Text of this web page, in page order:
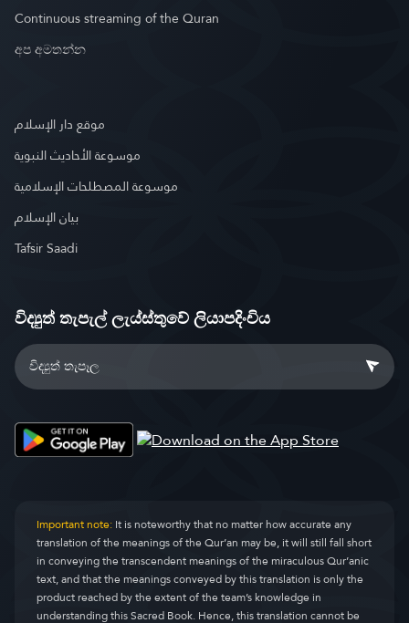
Continuous streaming of the Quran
අප අමතන්න
موقع دار الإسلام
موسوعة الأحاديث النبوية
موسوعة المصطلحات الإسلامية
بيان الإسلام
Tafsir Saadi
විද්‍යුත් තැපැල් ලැය්ස්තුවේ ලියාපදිංචිය
Important note:It is noteworthy that no matter how accurate any
translation of the meanings of the Qur’an may be, it will still fall short
in conveying the transcendent meanings of the miraculous Qur’anic
text, and that the meanings conveyed by this translation is only the
product reached by the extent of the team’s knowledge in
understanding this Sacred Book. Hence, this translation cannot be